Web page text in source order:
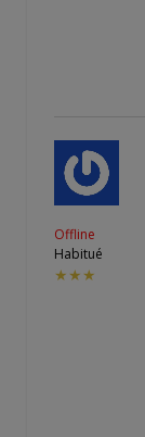
Offline
Habitué
★★★